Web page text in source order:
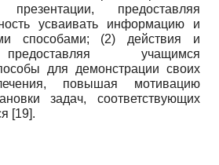
предоставляя
усваивать информацию и
способами; (2) действия и
учащимся
для демонстрации своих
повышая мотивацию
задач, соответствующих
[19].